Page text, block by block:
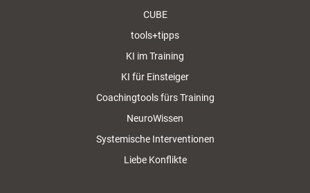
CUBE
tools+tipps
KI im Training
KI für Einsteiger
Coachingtools fürs Training
NeuroWissen
Systemische Interventionen
Liebe Konflikte